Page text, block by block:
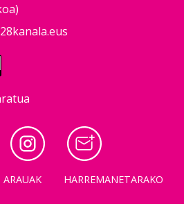
ARAUAK HARREMANETARAKO